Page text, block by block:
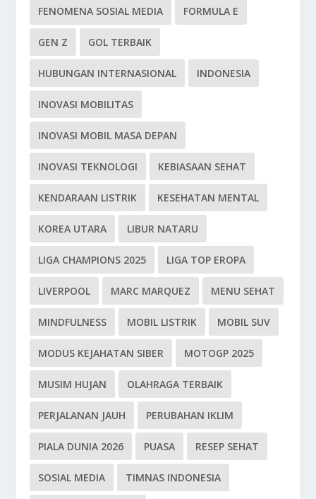
FENOMENA SOSIAL MEDIA FORMULA E
GEN Z GOL TERBAIK
HUBUNGAN INTERNASIONAL INDONESIA
INOVASI MOBILITAS
INOVASI MOBIL MASA DEPAN
INOVASI TEKNOLOGI KEBIASAAN SEHAT
KENDARAAN LISTRIK KESEHATAN MENTAL
KOREA UTARA LIBUR NATARU
LIGA CHAMPIONS 2025 LIGA TOP EROPA
LIVERPOOL MARC MARQUEZ MENU SEHAT
MINDFULNESS MOBIL LISTRIK MOBIL SUV
MODUS KEJAHATAN SIBER MOTOGP 2025
MUSIM HUJAN OLAHRAGA TERBAIK
PERJALANAN JAUH PERUBAHAN IKLIM
PIALA DUNIA 2026 PUASA RESEP SEHAT
SOSIAL MEDIA TIMNAS INDONESIA